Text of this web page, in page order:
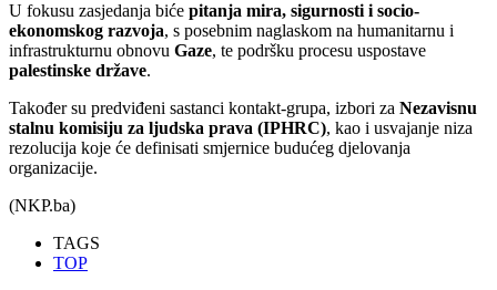
U fokusu zasjedanja biće pitanja mira, sigurnosti i socio-
ekonomskog razvoja, s posebnim naglaskom na humanitarnu i
infrastrukturnu obnovu Gaze, te podršku procesu uspostave
palestinske države.
Također su predviđeni sastanci kontakt-grupa, izbori za Nezavisnu
stalnu komisiju za ljudska prava (IPHRC), kao i usvajanje niza
rezolucija koje će definisati smjernice budućeg djelovanja
organizacije.
(NKP.ba)
TAGS
TOP